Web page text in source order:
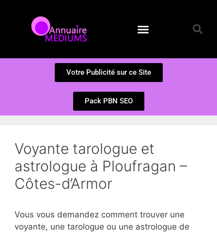
Votre Publicité sur ce Site
Pack PBN SEO
Voyante tarologue et
astrologue à Ploufragan –
Côtes-d’Armor
Vous vous demandez comment trouver une
voyante, une tarologue ou une astrologue de